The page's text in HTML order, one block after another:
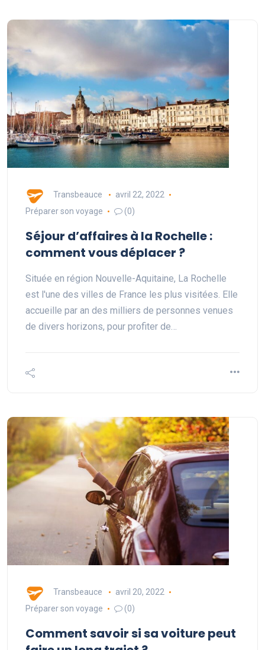
Transbeauce
avril 22, 2022
Préparer son voyage
(0)
Séjour d’affaires à la Rochelle :
comment vous déplacer ?
Située en région Nouvelle-Aquitaine, La Rochelle
est l'une des villes de France les plus visitées. Elle
accueille par an des milliers de personnes venues
de divers horizons, pour profiter de…
Transbeauce
avril 20, 2022
Préparer son voyage
(0)
Comment savoir si sa voiture peut